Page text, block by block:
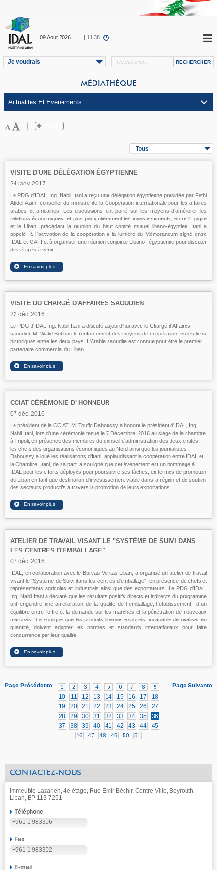
09.Aout.2026 | 11:38
Je voudrais
MÉDIATHÈQUE
Tous
VISITE D'UNE DÉLÉGATION ÉGYPTIENNE
24 janv. 2017
Le PDG d'IDAL, Ing. Nabil Itani a reçu une délégation égyptienne présidée par Fathi
Abdel Azim, conseiller du ministre de la Coopération internationale pour les affaires
arabes et africaines. Les discussions ont porté sur les moyens d'améliorer les
relations économiques, et plus particulièrement les investissements, entre l'Egypte
et le Liban, précédant la réunion du haut comité mutuel libano-égyptien. Itani a
appelé
à l`activation de la coopération à la lumière du Mémorandum signé entre
IDAL et GAFI et à organiser une réunion conjointe Libano- égyptienne pour discuter
des étapes à venir.
VISITE DU CHARGÉ D'AFFAIRES SAOUDIEN
22 déc. 2016
Le PDG d'IDAL Ing. Nabil Itani a discuté aujourd'hui avec le Chargé d'Affaires
saoudien M. Walid Bukhari le renforcement des moyens de coopération, vu les liens
historiques entre les deux pays. L'Arabie saoudite est connue pour être le premier
partenaire commercial du Liban.
CCIAT CÉRÉMONIE D' HONNEUR
07 déc. 2016
Le président de la CCIAT, M. Toufic Daboussy a honoré le président d'IDAL, Ing.
Nabil Itani, lors d'une cérémonie tenue le 7 Décembre, 2016 au siège de la chambre
à Tripoli, en présence des membres du conseil d'administration des deux entités,
les chefs des organisations économiques au Nord ainsi que les journalistes.
Daboussy a loué les réalisations d'Itani, applaudissant la coopération entre IDAL et
la Chambre. Itani, de sa part, a souligné que cet évènement est un hommage à
IDAL pour les efforts déployés pour poursuivre ses tâches, en termes de promotion
du Liban en tant que destination d'investissement viable dans la région et de soutien
des secteurs productifs à travers la promotion de leurs exportations.
ATELIER DE TRAVAIL VISANT LE "SYSTÈME DE SUIVI DANS
LES CENTRES D'EMBALLAGE"
07 déc. 2016
IDAL, en collaboration avec le Bureau Veritas Liban, a organisé un atelier de travail
visant le "Système de Suivi dans les centres d'emballage", en présence de chefs et
représentants agricoles et industriels ainsi que des exportateurs. Le PDG d'IDAL,
Ing. Nabil Itani a déclaré que les résultats positifs directs et indirects du programme
ont engendré une amélioration de la qualité de l`emballage, l`établissement d`un
équilibre entre l'offre et la demande sur les marchés et la pénétration de nouveaux
marchés. Il a souligné que les produits libanais exportés, incapable de rivaliser en
quantité, doivent adopter les normes et standards internationaux pour faire
concurrence par leur qualité.
Page Suivante
1 2 3 4 5 6 7 8
9
10
11 12 13 14 15 16 17
18
19
20 21 22 23 24 25 26
27
28
29 30 31 32 33 34 35
36
37
38 39 40 41 42 43 44
45
46
47 48 49 50 51
Page Précédente
CONTACTEZ-NOUS
Immeuble Lazarieh, 4e étage, Rue Emir Béchir, Centre-Ville, Beyrouth,
Liban, BP 113-7251
Téléphone
+961 1 983306
Fax
+961 1 983302
E-mail